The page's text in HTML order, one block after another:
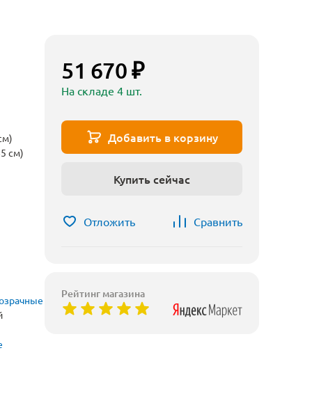
см)
51 670 ₽
На складе 4 шт.
Добавить в корзину
Купить сейчас
Отложить Сравнить
Рейтинг магазина